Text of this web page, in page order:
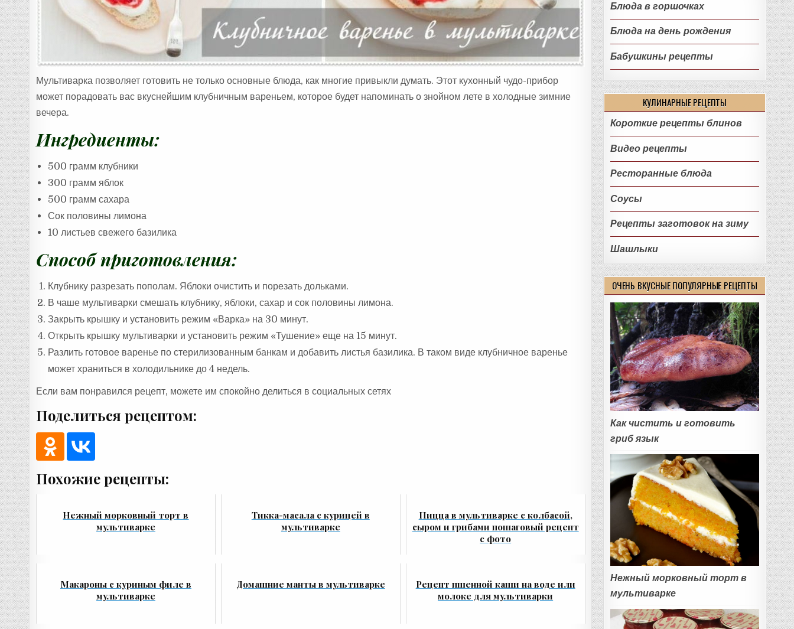
Мультиварка позволяет готовить не только основные блюда, как многие привыкли думать. Этот кухонный чудо-прибор
может порадовать вас вкуснейшим клубничным вареньем, которое будет напоминать о знойном лете в холодные зимние
вечера.
Ингредиенты:
500 грамм клубники
300 грамм яблок
500 грамм сахара
Сок половины лимона
10 листьев свежего базилика
Способ приготовления:
Клубнику разрезать пополам. Яблоки очистить и порезать дольками.
В чаше мультиварки смешать клубнику, яблоки, сахар и сок половины лимона.
Закрыть крышку и установить режим «Варка» на 30 минут.
Открыть крышку мультиварки и установить режим «Тушение» еще на 15 минут.
Разлить готовое варенье по стерилизованным банкам и добавить листья базилика. В таком виде клубничное варенье
может храниться в холодильнике до 4 недель.
Если вам понравился рецепт, можете им спокойно делиться в социальных сетях
Поделиться рецептом:
Похожие рецепты:
Нежный морковный торт в
мультиварке
Тикка-масала с курицей в
мультиварке
Пицца в мультиварке с колбасой,
сыром и грибами пошаговый рецепт
с фото
Макароны с куриным филе в
мультиварке
Домашние манты в мультиварке
Рецепт пшенной каши на воде или
молоке для мультиварки
Блюда в горшочках
Блюда на день рождения
Бабушкины рецепты
КУЛИНАРНЫЕ РЕЦЕПТЫ
Короткие рецепты блинов
Видео рецепты
Ресторанные блюда
Соусы
Рецепты заготовок на зиму
Шашлыки
ОЧЕНЬ ВКУСНЫЕ ПОПУЛЯРНЫЕ РЕЦЕПТЫ
Как чистить и готовить
гриб язык
Нежный морковный торт в
мультиварке